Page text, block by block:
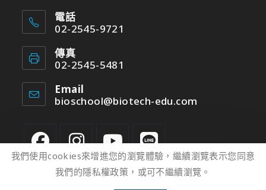
電話
02-2545-9721
傳真
02-2545-5481
Email
bioschool@biotech-edu.com
我們使用cookies來增進您的瀏覽體驗，繼續瀏覽表示您同意
我們的隱私權政策，或可不繼續瀏覽。